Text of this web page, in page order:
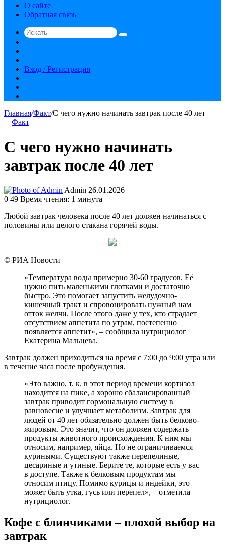
О сайте
Обратная связь
Искать
статья
Вход / Регистрация
Главная/Факт/С чего нужно начинать завтрак после 40 лет
Факт
С чего нужно начинать
завтрак после 40 лет
Admin Send
an
26.01.2026
0 49 Время чтения: 1 минута
Любой завтрак человека после 40 лет должен начинаться с
половины или целого стакана горячей воды.
© РИА Новости
«Температура воды примерно 30-60 градусов. Её
нужно пить маленькими глотками и достаточно
быстро. Это помогает запустить желудочно-
кишечный тракт и спровоцировать нужный нам
отток желчи. После этого даже у тех, кто страдает
отсутствием аппетита по утрам, постепенно
появляется аппетит», – сообщила нутрициолог
Екатерина Мальцева.
Завтрак должен приходиться на время с 7:00 до 9:00 утра или
в течение часа после пробуждения.
«Это важно, т. к. в этот период времени кортизол
находится на пике, а хорошо сбалансированный
завтрак приводит гормональную систему в
равновесие и улучшает метаболизм. Завтрак для
людей от 40 лет обязательно должен быть белково-
жировым. Это значит, что он должен содержать
продукты животного происхождения. К ним мы
относим, например, яйца. Но не ограничиваемся
куриными. Существуют также перепелиные,
цесариные и утиные. Берите те, которые есть у вас
в доступе. Также к белковым продуктам мы
относим птицу. Помимо курицы и индейки, это
может быть утка, гусь или перепел», – отметила
нутрициолог.
Кофе с блинчиками – плохой выбор на
завтрак